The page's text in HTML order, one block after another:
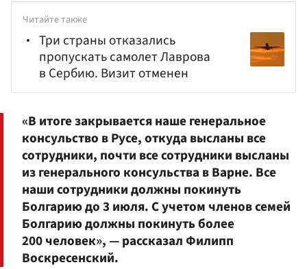
Читайте также
Три страны отказались
пропускать самолет Лаврова
в Сербию. Визит отменен
«В итоге закрывается наше генеральное
консульство в Русе, откуда высланы все
сотрудники, почти все сотрудники высланы
из генерального консульства в Варне. Все
наши сотрудники должны покинуть
Болгарию до 3 июля. С учетом членов семей
Болгарию должны покинуть более
200 человек», — рассказал Филипп
Воскресенский.